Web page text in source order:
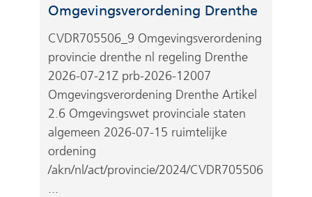
Omgevingsverordening Drenthe(
e
n
CVDR705506_9 Omgevingsverordening
provincie drenthe nl regeling Drenthe
2026-07-21Z prb-2026-12007
Omgevingsverordening Drenthe Artikel
2.6 Omgevingswet provinciale staten
algemeen 2026-07-15 ruimtelijke
ordening
/akn/nl/act/provincie/2024/CVDR705506
...